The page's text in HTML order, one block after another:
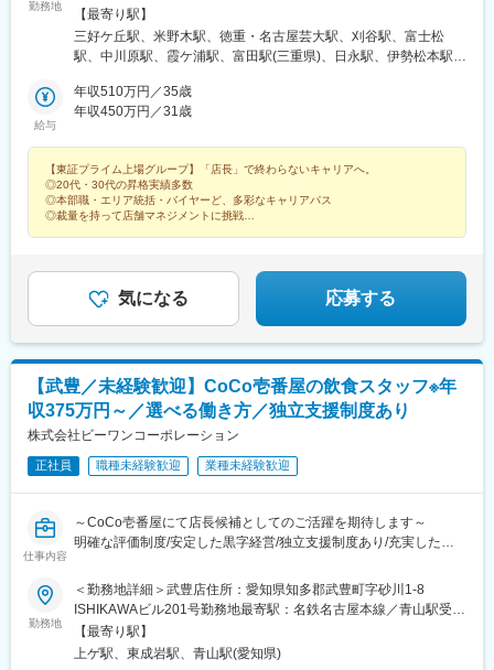
駅、衣摺加美北駅、近鉄富田駅、赤堀駅、西桑名駅、長島駅、西
大路御池駅、醍醐駅(京都府)、上前津駅、千種駅、栄町駅(愛知
県)、伏見駅(愛知県)、平安通駅、大同町駅、鳴子北駅、豊田本町
駅、新瀬戸駅、豊川稲荷駅、上挙母駅、梅坪駅、インテック本社
前駅、粟島駅、西富山駅、小泉町駅(富山県)、東向日駅、上小田井
駅、新那加駅、各務ケ原駅、関市役所前駅、車道駅、上飯田駅、
洛西口駅、庄内緑地公園駅、苧ケ瀬駅
勤務地
配属する制度で、現在、90％のスタッフが自宅から通勤していま
す！＼以下いずれかの店舗に配属／■愛知県名古屋市、北名古屋
市、清須市、春日井市、豊田市、瀬戸市、尾張旭市、みよし市、
田市、常滑市、岡崎市、知立市、安城市、西尾市、豊川市、新城
市、豊橋市■岐阜県郡上市、下呂市、高山市、飛騨市、岐阜市、瑞
市、土岐市、瑞浪市、恵那市、中津川市■三重県桑名市、四日市
市、鈴鹿市■静岡県静岡市、藤枝市、浜松市■富山県下新川郡、滑
川市、高岡市、黒部市、射水市、小矢部市、中新川郡、砺波市、
南砺市、氷見市、富山市■石川県金沢市■福井県福井市、敦賀市■
Iターン歓迎※受動喫煙対策：あり
【最寄り駅】
三好ケ丘駅、米野木駅、徳重・名古屋芸大駅、刈谷駅、富士松
駅、中川原駅、霞ケ浦駅、富田駅(三重県)、日永駅、伊勢松本駅、
駅、玉垣駅、千代崎駅、円町駅、石田駅(京都府)、向日町駅、向島
駅、刈谷市駅、西春駅、乙川駅、青山駅(愛知県)、大須観音駅、新
知県)、味美駅(東海交通線)、黒川駅(愛知県)、志賀本通駅、名城公
園駅、自由ケ丘駅(愛知県)、今池駅(愛知県)、覚王山駅、道徳駅、
柴田駅、一社駅、平針駅、喜多山駅(愛知県)、上社駅、野並駅、相
生山駅、塩釜口駅、高蔵寺駅、大森・金城学院前駅、印場駅、小
駅、港北駅、戸田駅(愛知県)、荒子川公園駅、六番町駅、堀田駅
(名古屋市営)、瑞穂区役所駅、徳重駅、神沢駅、南大高駅、浄心
駅、下小田井駅、庄内通駅、新安城駅、碧海古井駅、安城駅、旭
進駅(愛知県)、春日井駅(名鉄線)、勝川駅、味美駅(名鉄線)、大府
駅、新日鉄前駅、尾張星の宮駅、尾張瀬戸駅、水野駅、瀬戸口
駅、古見駅(愛知県)、石浜駅、上ゲ駅、野間駅、知立駅、牛田駅
(愛知県)、三河知立駅、三河一宮駅、牛久保駅、西小坂井駅、八幡
駅、愛知大学前駅、競輪場前駅(愛知県)、南栄駅、船町駅、新上挙
母駅、三河上郷駅、末野原駅、新豊田駅、豊田市駅、愛環梅坪
駅、飛騨萩原駅、飛騨古川駅、打保駅、自然園前駅、郡上八幡
駅、美濃白鳥駅、敦賀駅、入善駅、越中舟橋駅、福光駅、東八尾
駅、速星駅、千里駅(富山県)、大泉駅(富山県)、朝菜町駅、不二越
駅、奥田中学校前駅、越中荏原駅、越中大門駅、氷見駅、西加積
駅、西滑川駅、油田駅、クロスベイ前駅、新高岡駅、越中国分
駅、戸出駅、高岡やぶなみ駅、片原町駅(富山県)、東三日市駅、菰
給与
年収510万円／35歳
年収450万円／31歳
【東証プライム上場グループ】「店長」で終わらないキャリアへ。
◎20代・30代の昇格実績多数
◎本部職・エリア統括・バイヤーど、多彩なキャリアパス
◎裁量を持って店舗マネジメントに挑戦
気になる 応募する
【武豊／未経験歓迎】CoCo壱番屋の飲食スタッフ※年
収375万円～／選べる働き方／独立支援制度あり
株式会社ビーワンコーポレーション
正社員 職種未経験歓迎 業種未経験歓迎
仕事内容
～CoCo壱番屋にて店長候補としてのご活躍を期待します～
明確な評価制度/安定した黒字経営/独立支援制度あり/充実した福
経営層との距離が近いからこそ経営スキルが身に付きます
■弊社の3つの魅力：【変更の範囲：会社の定める業務】
◎充実した福利厚生
家族手当や寮・住宅手当、食事手当など福利厚生が充実
勤務地
＜勤務地詳細＞武豊店住所：愛知県知多郡武豊町字砂川1-8
ISHIKAWAビル201号勤務地最寄駅：名鉄名古屋本線／青山駅受動
喫煙対策：屋内全面禁煙変更の範囲：会社の定める事業所
【最寄り駅】
上ゲ駅、東成岩駅、青山駅(愛知県)